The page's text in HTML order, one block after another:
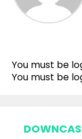
You must be
You must be